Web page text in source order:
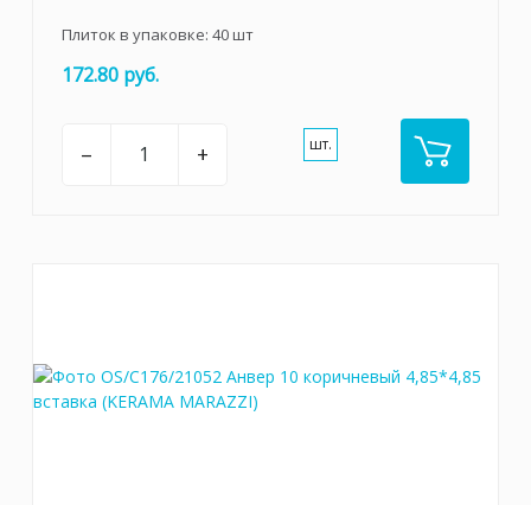
Плиток в упаковке: 40шт
172.80 руб.
– + шт.